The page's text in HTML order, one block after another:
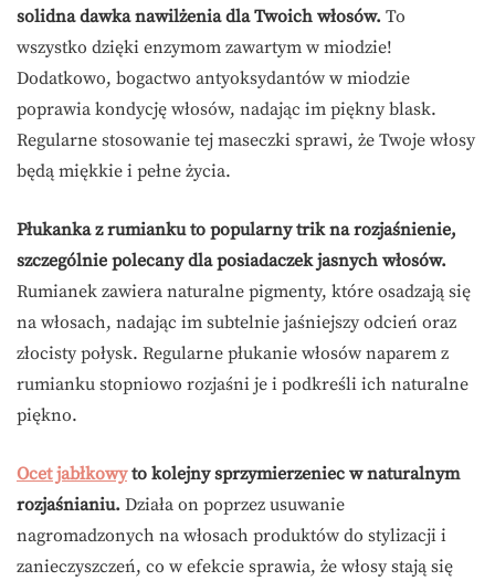
solidna dawka nawilżenia dla Twoich włosów. To
wszystko dzięki enzymom zawartym w miodzie!
Dodatkowo, bogactwo antyoksydantów w miodzie
poprawia kondycję włosów, nadając im piękny blask.
Regularne stosowanie tej maseczki sprawi, że Twoje włosy
będą miękkie i pełne życia.
Płukanka z rumianku to popularny trik na rozjaśnienie,
szczególnie polecany dla posiadaczek jasnych włosów.
Rumianek zawiera naturalne pigmenty, które osadzają się
na włosach, nadając im subtelnie jaśniejszy odcień oraz
złocisty połysk. Regularne płukanie włosów naparem z
rumianku stopniowo rozjaśni je i podkreśli ich naturalne
piękno.
Ocet jabłkowyto kolejny sprzymierzeniec w naturalnym
rozjaśnianiu. Działa on poprzez usuwanie
nagromadzonych na włosach produktów do stylizacji i
zanieczyszczeń, co w efekcie sprawia, że włosy stają się